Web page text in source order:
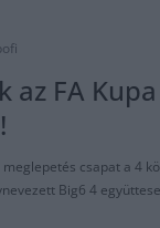
az FA Kupa
csapat a 4
Big6 4